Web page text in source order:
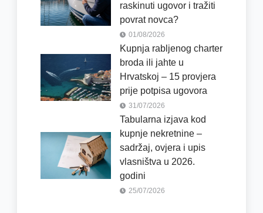
raskinuti ugovor i tražiti
povrat novca?
01/08/2026
Kupnja rabljenog charter
broda ili jahte u
Hrvatskoj – 15 provjera
prije potpisa ugovora
31/07/2026
Tabularna izjava kod
kupnje nekretnine –
sadržaj, ovjera i upis
vlasništva u 2026.
godini
25/07/2026